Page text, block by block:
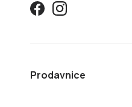
Prodavnice